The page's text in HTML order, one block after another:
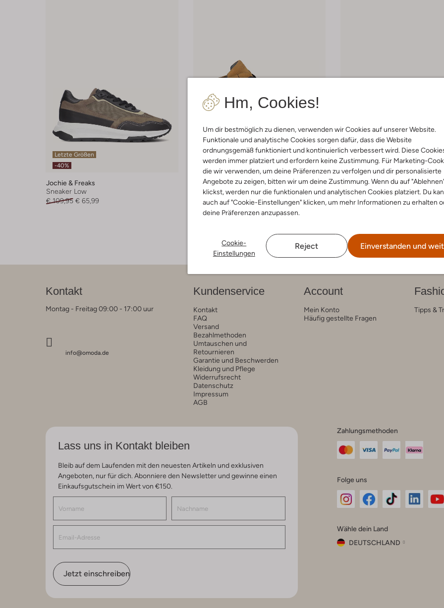
Hm, Cookies!
Um dir bestmöglich zu dienen, verwenden wir Cookies auf unserer Website.
Funktionale und analytische Cookies sorgen dafür, dass die Website
ordnungsgemäß funktioniert und kontinuierlich verbessert wird. Diese
werden immer platziert und erfordern keine Zustimmung. Für Marketing-
die wir verwenden, um deine Präferenzen zu verfolgen und dir personalisierte
Angebote zu zeigen, bitten wir um deine Zustimmung. Wenn du auf
klickst, werden nur die funktionalen und analytischen Cookies platziert. Du
auch auf "Cookie-Einstellungen" klicken, um mehr Informationen zu erhalten
deine Präferenzen anzupassen.
Cookie-
Einstellungen
Reject Einverstanden und
Letzte Größen
-40%
Jochie & Freaks
Sneaker Low
€ 109,95 € 65,99
Letzter Artikel
-50%
Jochie & Freaks
Sneaker
€ 59,95 € 29,95
Letzter Artikel
-50%
Jochie & Freaks
Sneaker Low
€ 99,95 € 49,95
Kontakt
Montag - Freitag 09:00 - 17:00 uur
info@omoda.de
Kundenservice
Kontakt
FAQ
Versand
Bezahlmethoden
Umtauschen und
Retournieren
Garantie und Beschwerden
Kleidung und Pflege
Widerrufsrecht
Datenschutz
Impressum
AGB
Account
Mein Konto
Häufig gestellte Fragen
Tipps &
Lass uns in Kontakt bleiben
Bleib auf dem Laufenden mit den neuesten Artikeln und exklusiven
Angeboten, nur für dich. Abonniere den Newsletter und gewinne einen
Einkaufsgutschein im Wert von €150.
Jetzt einschreiben
Zahlungsmethoden
Folge uns
Instagram
Facebook
TikTok
Wähle dein Land
DEUTSCHLAND